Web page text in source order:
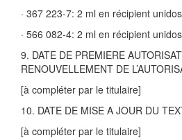
· 367 223-7: 2 ml en récipient
· 566 082-4: 2 ml en récipient
9. DATE DE PREMIERE
RENOUVELLEMENT DE
[à compléter par le titulaire]
10. DATE DE MISE A JOUR DU
[à compléter par le titulaire]